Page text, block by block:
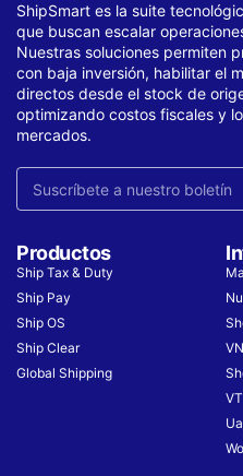
ShipSmart es la suite
que buscan escalar
Nuestras soluciones permiten
con baja inversión, habilitar el
directos desde el stock de
optimizando costos fiscales y
mercados.
Productos
Ship Tax & Duty
Ship Pay
Ship OS
Ship Clear
Global Shipping